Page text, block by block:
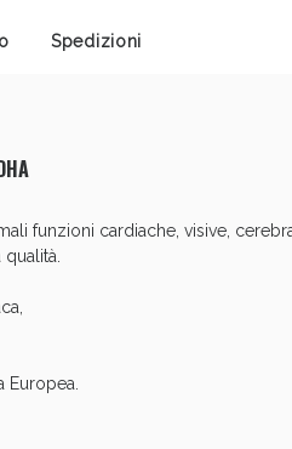
Spedizioni
funzioni cardiache, visive,
e Fanghi: